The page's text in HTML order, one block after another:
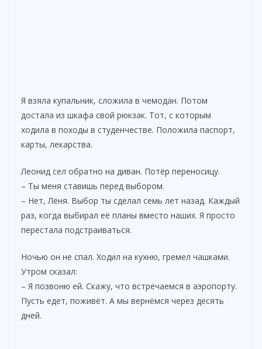
Я взяла купальник, сложила в чемодан. Потом
достала из шкафа свой рюкзак. Тот, с которым
ходила в походы в студенчестве. Положила паспорт,
карты, лекарства.
Леонид сел обратно на диван. Потёр переносицу.
– Ты меня ставишь перед выбором.
– Нет, Лёня. Выбор ты сделал семь лет назад. Каждый
раз, когда выбирал её планы вместо наших. Я просто
перестала подстраиваться.
Ночью он не спал. Ходил на кухню, гремел чашками.
Утром сказал:
– Я позвоню ей. Скажу, что встречаемся в аэропорту.
Пусть едет, поживёт. А мы вернёмся через десять
дней.